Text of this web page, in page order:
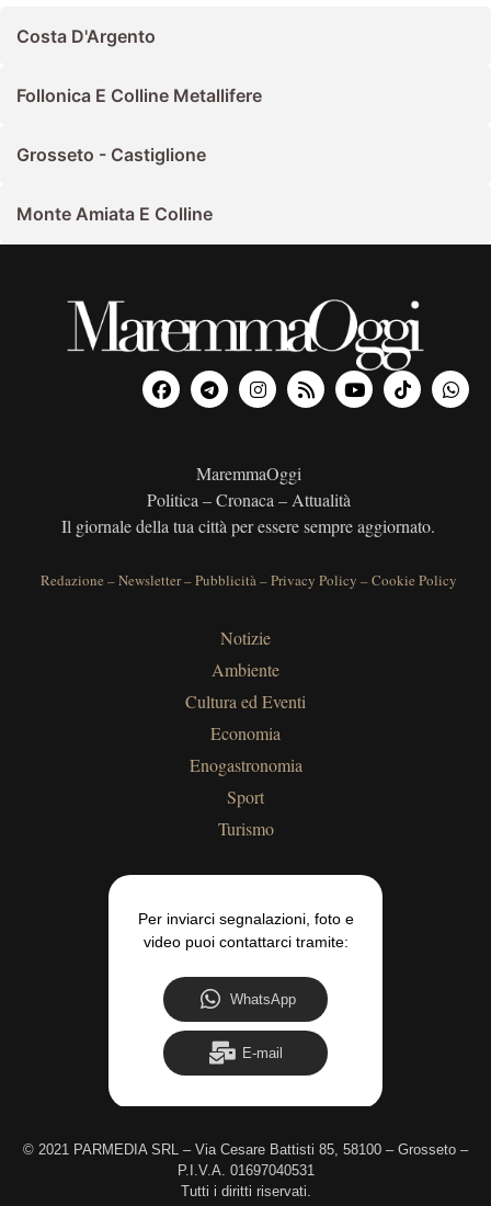
Costa D'Argento
Follonica E Colline Metallifere
Grosseto - Castiglione
Monte Amiata E Colline
MaremmaOggi
Politica – Cronaca – Attualità
Il giornale della tua città per essere sempre aggiornato.
Redazione –Newsletter–Pubblicità–Privacy Policy –Cookie Policy
Notizie
Ambiente
Cultura ed Eventi
Economia
Enogastronomia
Sport
Turismo
Per inviarci segnalazioni, foto e
video puoi contattarci tramite:
WhatsApp
E-mail
© 2021 PARMEDIA SRL – Via Cesare Battisti 85, 58100 – Grosseto –
P.I.V.A. 01697040531
Tutti i diritti riservati.